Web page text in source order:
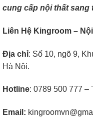
cung cấp nội thất sang
Liên Hệ Kingroom –
Địa chỉ: Số 10, ngõ 9,
Hà Nội.
Hotline: 0789 500 777 –
Email: